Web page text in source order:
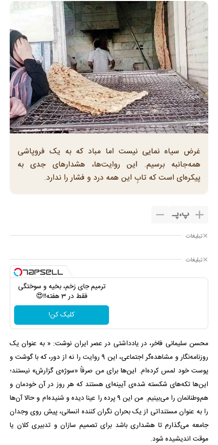
غرض سیاه نمایی نیست اما مباد که به یک فروپاشی
همه‌جانبه برسیم. این روایت‌ها، هشدارهای جدی به
پیکره‌ای است که تابِ این همه درد و فشار را ندارد.
پ،پـ
تبلیغات
تبلیغات
ترمیم جای زخم، بخیه و سوختگی
فقط در 3 هفته!!😍
کلیک کن!
محسن سلیمانی فاخر، در یادداشتی در عصر ایران نوشت: « به عنوان یک
روزنامه‌نگار و مشاهده‌گر اجتماعی، این 9 روایت را نه از دور، که با گوشت و
پوست خود لمس کرده‌ام. این‌ها برای من صرفاً «سوژه‌ی گزارش» نیستند؛
این‌ها تکه‌های شکسته شده‌ی آیینه‌ای هستند که هر روز در آن خودمان و
هم‌وطنانمان را می‌بینیم. من این 9 پرده را عینا دیده‌ و شنیده‌ام و حالا آن‌ها
را به عنوان مستنداتی از یک بحران نگران کننده انسانی، پیش روی وجدان
جامعه می‌گذارم تا هشداری باشد برای تصمیم سازان و تدبیری کلان یا
موقت اندیشیده شود.